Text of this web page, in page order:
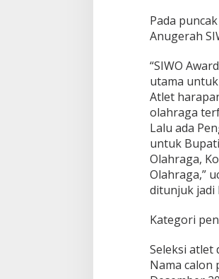
Pada
Anugerah
“SIWO
utama
Atlet
olahraga
Lalu ada
untuk
Olahraga,
Olahraga,”
ditunjuk jadi
Kategori
Seleksi atlet
Nama calon